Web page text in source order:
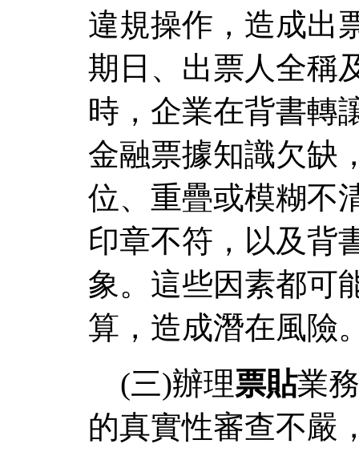
違規操作，造成出
期日、出票人全稱
時，企業在背書轉
金融票據知識欠缺
位、重疊或模糊不
印章不符，以及背
象。這些因素都可
算，造成潛在風險
(三)辦理票貼業
的真實性審查不嚴